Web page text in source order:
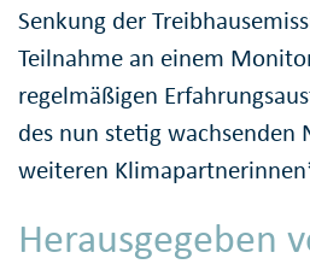
Senkung der
Teilnahme an einem
regelmäßigen
des nun stetig wachsenden
weiteren
Herausgegeben